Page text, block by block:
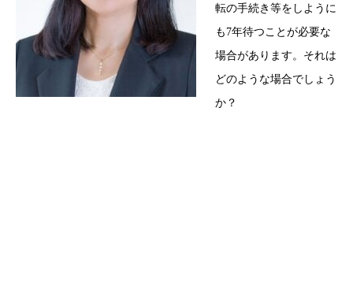
転の手続き等をしように
も7年待つことが必要な
場合があります。それは
どのような場合でしょう
か？